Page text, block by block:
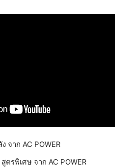
จาก AC POWER
ตรพิเศษ จาก AC POWER